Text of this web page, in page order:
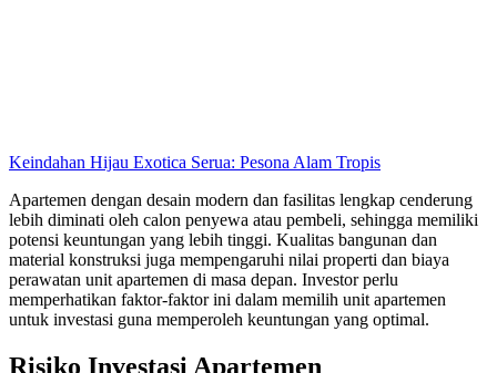
Keindahan Hijau Exotica Serua: Pesona Alam Tropis
Apartemen dengan desain modern dan fasilitas lengkap cenderung
lebih diminati oleh calon penyewa atau pembeli, sehingga memiliki
potensi keuntungan yang lebih tinggi. Kualitas bangunan dan
material konstruksi juga mempengaruhi nilai properti dan biaya
perawatan unit apartemen di masa depan. Investor perlu
memperhatikan faktor-faktor ini dalam memilih unit apartemen
untuk investasi guna memperoleh keuntungan yang optimal.
Risiko Investasi Apartemen